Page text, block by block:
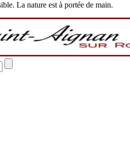
La nature est à portée de main.